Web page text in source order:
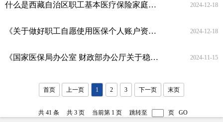
什么是西藏自治区职工基本医疗保险家庭账户共济保障机制？如何绑定家庭共济成员？ 2024-12-18
《关于做好职工自愿使用医保个人账户资金购买商业健康保险和意外伤害保险工作的通知》政策解读 2024-12-18
《国家医保局办公室 财政部办公厅关于稳妥有序扩大跨省直接结算门诊慢特病病种范围的通知》 2024-11-15
首页 上一页 1 2 3 下一页 末页
共 41 条 共 3 页 当前第 1 页 跳转至 页 GO